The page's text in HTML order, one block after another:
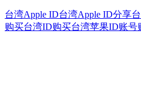
台湾Apple ID台湾Apple ID分享
购买台湾ID购买台湾苹果ID账号